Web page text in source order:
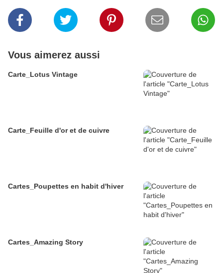
Vous aimerez aussi
Carte_Lotus Vintage
Carte_Feuille d'or et de cuivre
Cartes_Poupettes en habit d'hiver
Cartes_Amazing Story